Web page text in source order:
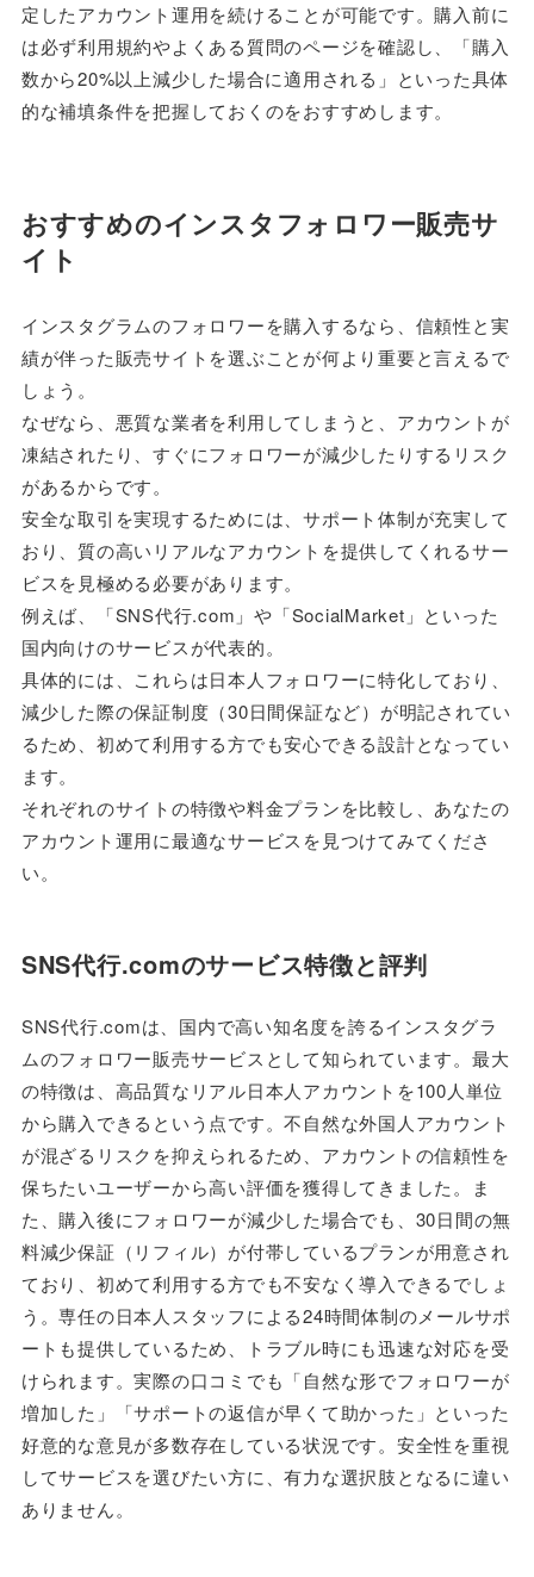
定したアカウント運用を続けることが可能です。購入前に
は必ず利用規約やよくある質問のページを確認し、「購入
数から20%以上減少した場合に適用される」といった具体
的な補填条件を把握しておくのをおすすめします。
おすすめのインスタフォロワー販売サ
イト
インスタグラムのフォロワーを購入するなら、信頼性と実
績が伴った販売サイトを選ぶことが何より重要と言えるで
しょう。
なぜなら、悪質な業者を利用してしまうと、アカウントが
凍結されたり、すぐにフォロワーが減少したりするリスク
があるからです。
安全な取引を実現するためには、サポート体制が充実して
おり、質の高いリアルなアカウントを提供してくれるサー
ビスを見極める必要があります。
例えば、「SNS代行.com」や「SocialMarket」といった
国内向けのサービスが代表的。
具体的には、これらは日本人フォロワーに特化しており、
減少した際の保証制度（30日間保証など）が明記されてい
るため、初めて利用する方でも安心できる設計となってい
ます。
それぞれのサイトの特徴や料金プランを比較し、あなたの
アカウント運用に最適なサービスを見つけてみてくださ
い。
SNS代行.comのサービス特徴と評判
SNS代行.comは、国内で高い知名度を誇るインスタグラ
ムのフォロワー販売サービスとして知られています。最大
の特徴は、高品質なリアル日本人アカウントを100人単位
から購入できるという点です。不自然な外国人アカウント
が混ざるリスクを抑えられるため、アカウントの信頼性を
保ちたいユーザーから高い評価を獲得してきました。ま
た、購入後にフォロワーが減少した場合でも、30日間の無
料減少保証（リフィル）が付帯しているプランが用意され
ており、初めて利用する方でも不安なく導入できるでしょ
う。専任の日本人スタッフによる24時間体制のメールサポ
ートも提供しているため、トラブル時にも迅速な対応を受
けられます。実際の口コミでも「自然な形でフォロワーが
増加した」「サポートの返信が早くて助かった」といった
好意的な意見が多数存在している状況です。安全性を重視
してサービスを選びたい方に、有力な選択肢となるに違い
ありません。